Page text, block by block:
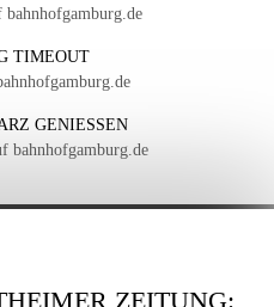
bahnhofgamburg.de
TIMEOUT
GENIESSEN
bahnhofgamburg.de
ZEITUNG: